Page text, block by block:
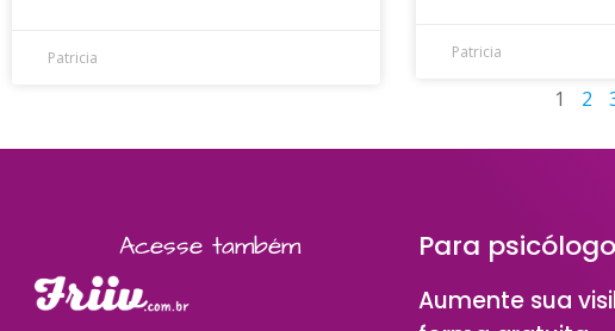
Patricia Patricia
1 2
Acesse também Para
Aumente sua